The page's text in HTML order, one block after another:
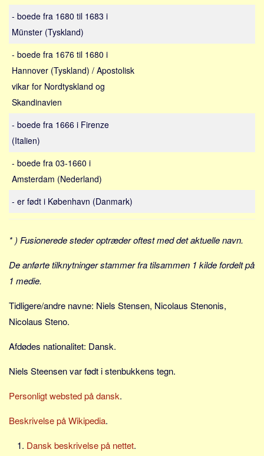
Nøgleord
Bolig
Job
Virksomhed
Investering
Pension og opsparing
Forbrug
Social sikring og sundhed
Transport
Alle
Aspekter
Køb og salg
Økonomi
Skatter og afgifter
Praktisk
Alle
Meta
Dokumenttyper
Personer
Steder
- boede fra 1680 til 1683 i
Münster (Tyskland)
- boede fra 1676 til 1680 i
Hannover (Tyskland) / Apostolisk
vikar for Nordtyskland og
Skandinavien
- boede fra 1666 i Firenze
(Italien)
- boede fra 03-1660 i
Amsterdam (Nederland)
- er født i København (Danmark)
* ) Fusionerede steder optræder oftest med det aktuelle navn.
De anførte tilknytninger stammer fra tilsammen 1 kilde fordelt på
1 medie.
Tidligere/andre navne: Niels Stensen, Nicolaus Stenonis,
Nicolaus Steno.
Afdødes nationalitet: Dansk.
Niels Steensen var født i stenbukkens tegn.
Personligt websted på dansk.
Beskrivelse på Wikipedia.
Dansk beskrivelse på nettet.